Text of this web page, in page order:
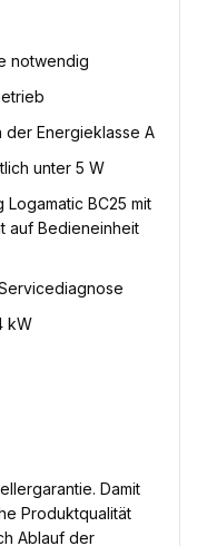
notwendig
Energieklasse A
unter 5 W
BC25 mit
auf Bedieneinheit
kW
Damit
Produktqualität
Ablauf der